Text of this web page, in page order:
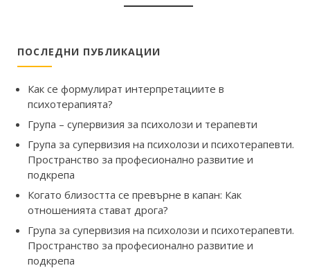
ПОСЛЕДНИ ПУБЛИКАЦИИ
Как се формулират интерпретациите в
психотерапията?
Група – супервизия за психолози и терапевти
Група за супервизия на психолози и психотерапевти.
Пространство за професионално развитие и
подкрепа
Когато близостта се превърне в капан: Как
отношенията стават дрога?
Група за супервизия на психолози и психотерапевти.
Пространство за професионално развитие и
подкрепа